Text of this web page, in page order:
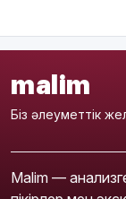
malim
Біз әлеуметтік
Malim —